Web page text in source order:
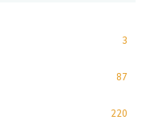
3
87
220